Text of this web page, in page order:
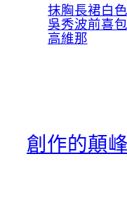
抹胸長裙白
吳秀波前喜
高維那
創作的顛峰